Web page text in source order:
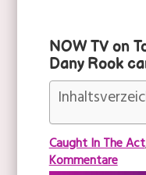
Holland|Now TV
NOW TV on
Dany Rook
Caught In The Act
Kommentare